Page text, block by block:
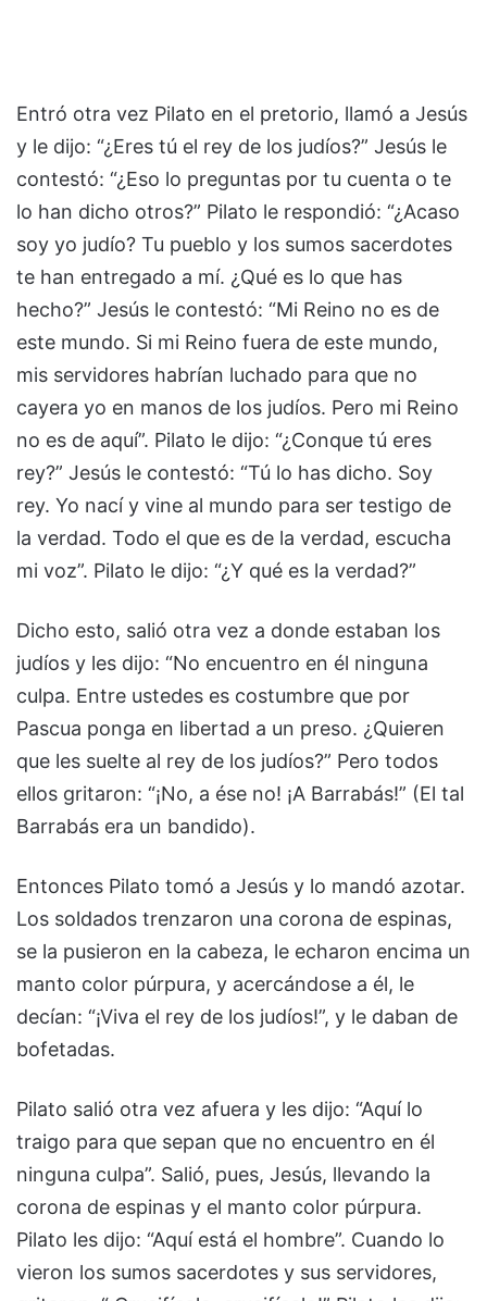
Entró otra vez Pilato en el pretorio, llamó a Jesús
y le dijo: “¿Eres tú el rey de los judíos?” Jesús le
contestó: “¿Eso lo preguntas por tu cuenta o te
lo han dicho otros?” Pilato le respondió: “¿Acaso
soy yo judío? Tu pueblo y los sumos sacerdotes
te han entregado a mí. ¿Qué es lo que has
hecho?” Jesús le contestó: “Mi Reino no es de
este mundo. Si mi Reino fuera de este mundo,
mis servidores habrían luchado para que no
cayera yo en manos de los judíos. Pero mi Reino
no es de aquí”. Pilato le dijo: “¿Conque tú eres
rey?” Jesús le contestó: “Tú lo has dicho. Soy
rey. Yo nací y vine al mundo para ser testigo de
la verdad. Todo el que es de la verdad, escucha
mi voz”. Pilato le dijo: “¿Y qué es la verdad?”
Dicho esto, salió otra vez a donde estaban los
judíos y les dijo: “No encuentro en él ninguna
culpa. Entre ustedes es costumbre que por
Pascua ponga en libertad a un preso. ¿Quieren
que les suelte al rey de los judíos?” Pero todos
ellos gritaron: “¡No, a ése no! ¡A Barrabás!” (El tal
Barrabás era un bandido).
Entonces Pilato tomó a Jesús y lo mandó azotar.
Los soldados trenzaron una corona de espinas,
se la pusieron en la cabeza, le echaron encima un
manto color púrpura, y acercándose a él, le
decían: “¡Viva el rey de los judíos!”, y le daban de
bofetadas.
Pilato salió otra vez afuera y les dijo: “Aquí lo
traigo para que sepan que no encuentro en él
ninguna culpa”. Salió, pues, Jesús, llevando la
corona de espinas y el manto color púrpura.
Pilato les dijo: “Aquí está el hombre”. Cuando lo
vieron los sumos sacerdotes y sus servidores,